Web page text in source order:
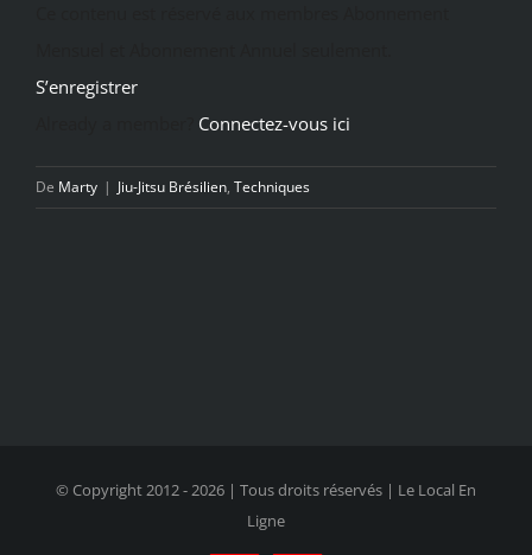
S’enregistrer
Connectez-vous ici
De Marty | Jiu-Jitsu Brésilien, Techniques
© Copyright 2012 -2026 | Tous droits réservés | Le Local En
Ligne